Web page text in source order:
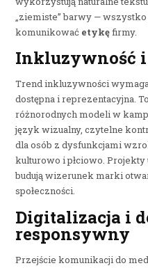
„ziemiste” barwy —
komunikować etykęfirmy.
Inkluzywność
Trend inkluzywności
dostępna i reprezentacyjna.
różnorodnych modeli w
język wizualny, czytelne
dla osób z dysfunkcjami
kulturowo i płciowo.
budują wizerunek marki
społeczności.
Digitalizacja i
responsywny
Przejście komunikacji do